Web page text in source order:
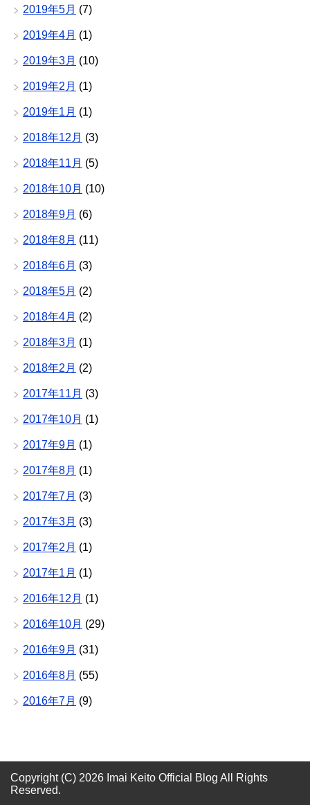
2019年5月 (7)
2019年4月 (1)
2019年3月 (10)
2019年2月 (1)
2019年1月 (1)
2018年12月 (3)
2018年11月 (5)
2018年10月 (10)
2018年9月 (6)
2018年8月 (11)
2018年6月 (3)
2018年5月 (2)
2018年4月 (2)
2018年3月 (1)
2018年2月 (2)
2017年11月 (3)
2017年10月 (1)
2017年9月 (1)
2017年8月 (1)
2017年7月 (3)
2017年3月 (3)
2017年2月 (1)
2017年1月 (1)
2016年12月 (1)
2016年10月 (29)
2016年9月 (31)
2016年8月 (55)
2016年7月 (9)
Copyright (C) 2026 Imai Keito Official Blog All Rights
Reserved.